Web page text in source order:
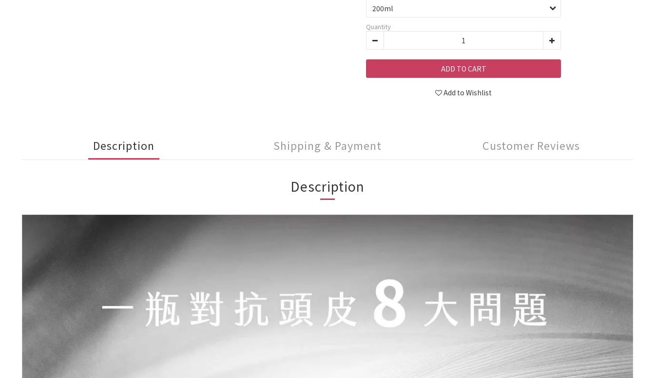
Quantity
ADD TO CART
Add to Wishlist
Description Shipping & Payment Customer Reviews
Description